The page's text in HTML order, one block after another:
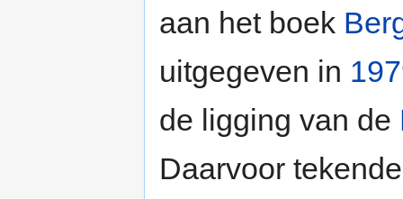
aan het boek
uitgegeven in
de ligging van de
Daarvoor